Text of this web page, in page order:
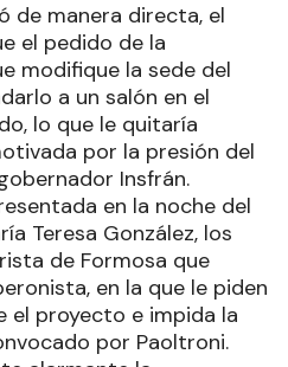
de manera directa, el
el pedido de la
modifique la sede del
a un salón en el
lo que le quitaría
por la presión del
Insfrán.
en la noche del
Teresa González, los
de Formosa que
en la que le piden
el proyecto e impida la
por Paoltroni.